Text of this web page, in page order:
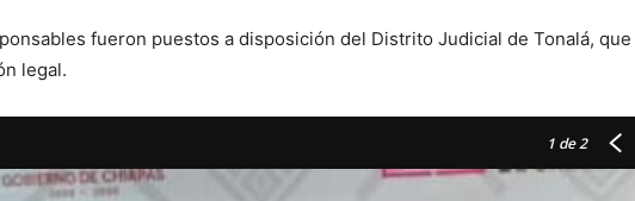
fueron puestos a disposición del Distrito Judicial de Tonalá, que
legal.
1 de 2